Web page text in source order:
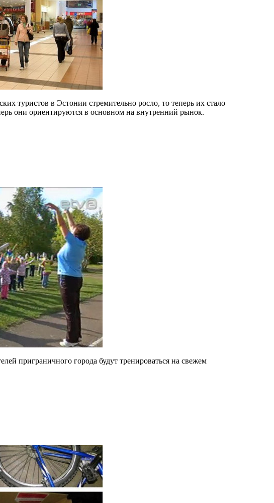
туристов в Эстонии стремительно росло, то теперь их стало
они ориентируются в основном на внутренний рынок.
приграничного города будут тренироваться на свежем